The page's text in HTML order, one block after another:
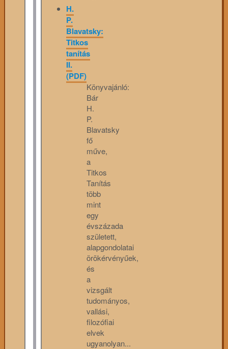
H.
P.
Blavatsky:
Titkos
tanítás
II.
(PDF)
Könyvajánló:
Bár
H.
P.
Blavatsky
fő
műve,
a
Titkos
Tanítás
több
mint
egy
évszázada
született,
alapgondolatai
örökérvényűek,
és
a
vizsgált
tudományos,
vallási,
filozófiai
elvek
ugyanolyan...